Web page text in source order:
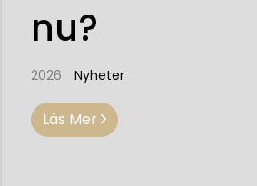
nu?
2026 Nyheter
Läs Mer